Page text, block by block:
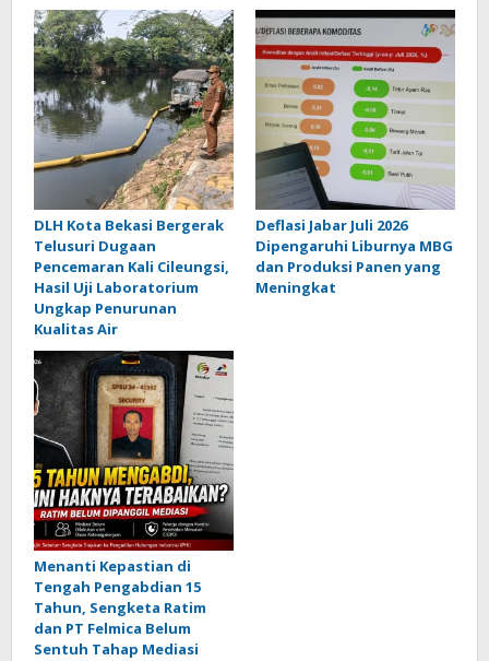
DLH Kota Bekasi Bergerak
Telusuri Dugaan
Pencemaran Kali Cileungsi,
Hasil Uji Laboratorium
Ungkap Penurunan
Kualitas Air
Deflasi Jabar Juli 2026
Dipengaruhi Liburnya MBG
dan Produksi Panen yang
Meningkat
Menanti Kepastian di
Tengah Pengabdian 15
Tahun, Sengketa Ratim
dan PT Felmica Belum
Sentuh Tahap Mediasi